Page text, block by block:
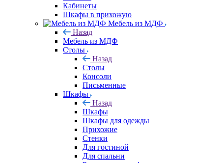
Кабинеты
Шкафы в прихожую
Мебель из МДФ
Назад
Мебель из МДФ
Столы
Назад
Столы
Консоли
Письменные
Шкафы
Назад
Шкафы
Шкафы для одежды
Прихожие
Стенки
Для гостиной
Для спальни